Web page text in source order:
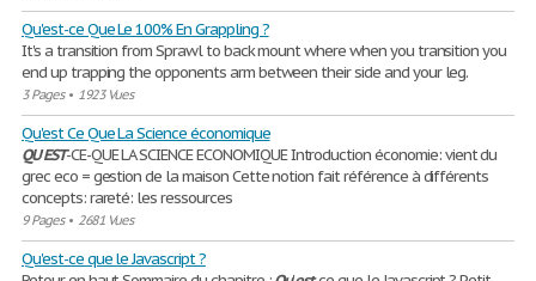
Qu'est-ce Que Le 100% En Grappling ?
It's a transition from Sprawl to back mount where when you transition you
end up trapping the opponents arm between their side and your leg.
3 Pages• 1923 Vues
Qu'est Ce Que La Science économique
QU'EST-CE-QUE LA SCIENCE ECONOMIQUE Introduction économie: vient du
grec eco = gestion de la maison Cette notion fait référence à différents
concepts: rareté: les ressources
9 Pages• 2681 Vues
Qu'est-ce que le Javascript ?